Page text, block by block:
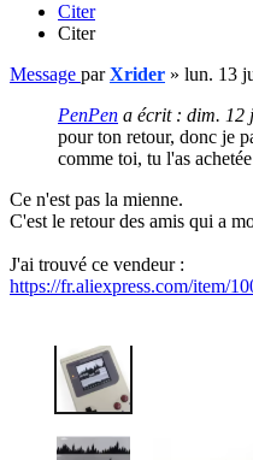
Citer
Citer
Message parXrider » lun. 13
PenPen a écrit : dim. 12
pour ton retour, donc je
comme toi, tu l'as
Ce n'est pas la mienne.
C'est le retour des amis qui a
J'ai trouvé ce vendeur :
https://fr.aliexpress.com/item/